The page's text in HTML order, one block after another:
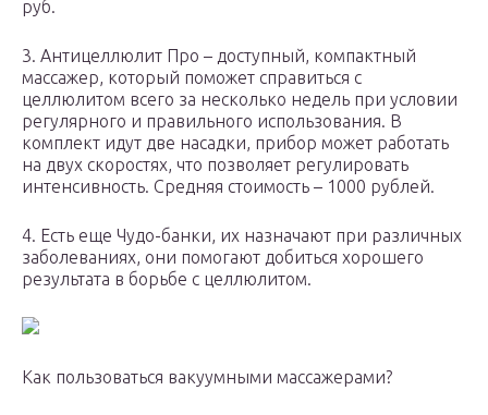
руб.
3. Антицеллюлит Про – доступный, компактный
массажер, который поможет справиться с
целлюлитом всего за несколько недель при условии
регулярного и правильного использования. В
комплект идут две насадки, прибор может работать
на двух скоростях, что позволяет регулировать
интенсивность. Средняя стоимость – 1000 рублей.
4. Есть еще Чудо-банки, их назначают при различных
заболеваниях, они помогают добиться хорошего
результата в борьбе с целлюлитом.
Как пользоваться вакуумными массажерами?